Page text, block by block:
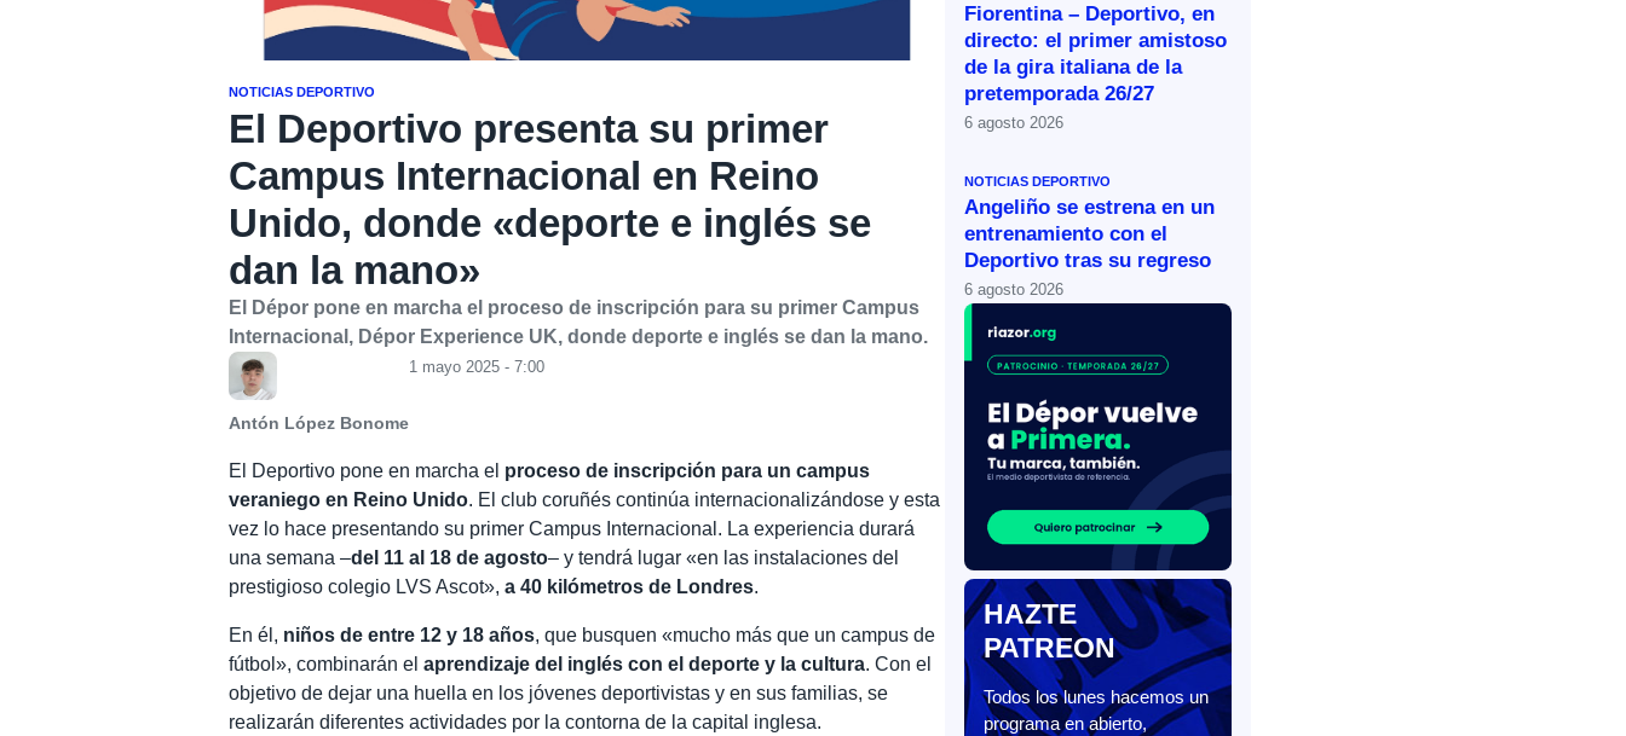
NOTICIAS DEPORTIVO
El Deportivo presenta su primer
Campus Internacional en Reino
Unido, donde «deporte e inglés se
dan la mano»
El Dépor pone en marcha el proceso de inscripción para su primer Campus
Internacional, Dépor Experience UK, donde deporte e inglés se dan la mano.
Antón López Bonome
1 mayo 2025 - 7:00
El Deportivo pone en marcha el proceso de inscripción para un campus
veraniego en Reino Unido. El club coruñés continúa internacionalizándose y esta
vez lo hace presentando su primer Campus Internacional. La experiencia durará
una semana –del 11 al 18 de agosto– y tendrá lugar «en las instalaciones del
prestigioso colegio LVS Ascot»,a 40 kilómetros de Londres.
En él, niños de entre 12 y 18 años, que busquen «mucho más que un campus de
fútbol», combinarán elaprendizaje del inglés con el deporte y la cultura. Con el
objetivo de dejar una huella en los jóvenes deportivistas y en sus familias, se
realizarán diferentes actividades por la contorna de la capital inglesa.
Fiorentina – Deportivo, en
directo: el primer amistoso
de la gira italiana de la
pretemporada 26/27
6 agosto 2026
NOTICIAS DEPORTIVO
Angeliño se estrena en un
entrenamiento con el
Deportivo tras su regreso
6 agosto 2026
HAZTE
PATREON
Todos los lunes hacemos un
programa en abierto,